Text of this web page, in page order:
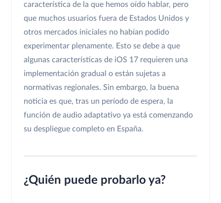
característica de la que hemos oído hablar, pero
que muchos usuarios fuera de Estados Unidos y
otros mercados iniciales no habían podido
experimentar plenamente. Esto se debe a que
algunas características de iOS 17 requieren una
implementación gradual o están sujetas a
normativas regionales. Sin embargo, la buena
noticia es que, tras un período de espera, la
función de audio adaptativo ya está comenzando
su despliegue completo en España.
¿Quién puede probarlo ya?